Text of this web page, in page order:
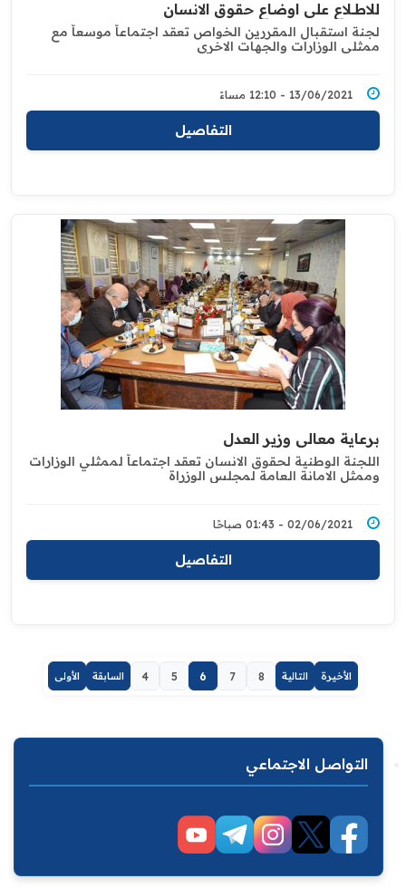
للاطـــلاع على اوضاع حقوق الانسان
لجنة استقبال المقررين الخواص تعقد اجتماعاً موسعاً مع
‏ممثلي الوزارات والجهات الاخرى ‏
13/06/2021 - 12:10 مساءً
التفاصيل
برعاية معالي وزير العدل
اللجنة الوطنية لحقوق الانسان تعقد اجتماعاً لممثلي الوزارات
وممثل ‏الامانة العامة لمجلس الوزراة
02/06/2021 - 01:43 صباحًا
التفاصيل
الأولى السابقة 4 5 6 7 8 التالية الأخيرة
التواصل الاجتماعي